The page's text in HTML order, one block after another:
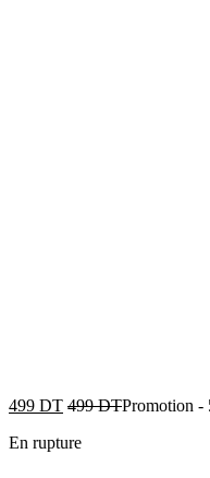
499 DT 499DTPromotion -
En rupture